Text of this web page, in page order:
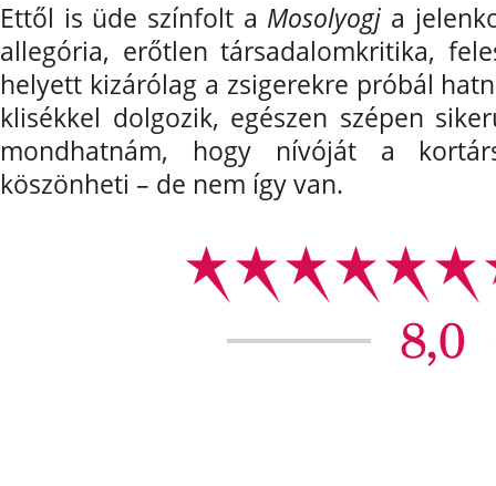
Ettől is üde színfolt a Mosolyogj a
allegória, erőtlen társadalomkritika,
helyett kizárólag a zsigerekre próbál
klisékkel dolgozik, egészen szépen
mondhatnám, hogy nívóját a
köszönheti – de nem így van.